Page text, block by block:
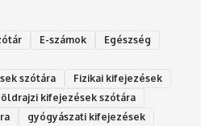
E-számok
Egészség
szótára
Fizikai kifejezések
kifejezések szótára
gyógyászati kifejezések